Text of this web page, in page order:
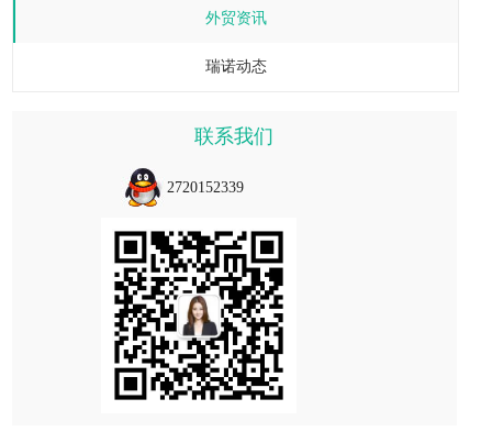
外贸资讯
瑞诺动态
联系我们
2720152339